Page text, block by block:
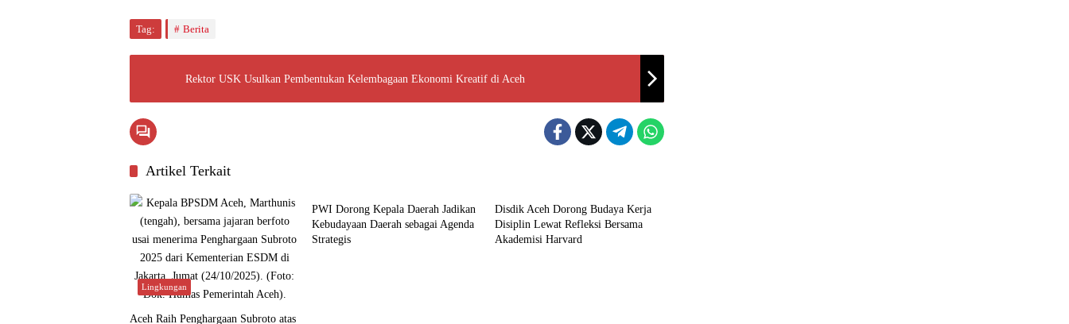
Tag: Berita
Rektor USK Usulkan Pembentukan Kelembagaan Ekonomi Kreatif di Aceh
Artikel Terkait
Lingkungan
Aceh Raih Penghargaan Subroto atas
PWI Dorong Kepala Daerah Jadikan
Kebudayaan Daerah sebagai Agenda
Strategis
Disdik Aceh Dorong Budaya Kerja
Disiplin Lewat Refleksi Bersama
Akademisi Harvard